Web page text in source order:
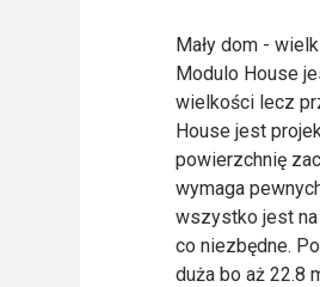
Mały dom -
Modulo House
wielkości lecz
House jest
powierzchnię
wymaga
wszystko jest na
co niezbędne.
duża bo aż 22.8